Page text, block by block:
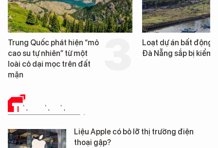
Trung Quốc phát hiện “mỏ
cao su tự nhiên” từ một
loài cỏ dại mọc trên đất
mặn
Loạt dự án bất động
Đà Nẵng sắp bị kiểm
TIN CÔNG NGHỆ
Liệu Apple có bỏ lỡ thị trường điện
thoại gập?